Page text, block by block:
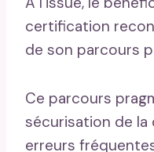
certification
de son parcours
Ce parcours
sécurisation de
erreurs